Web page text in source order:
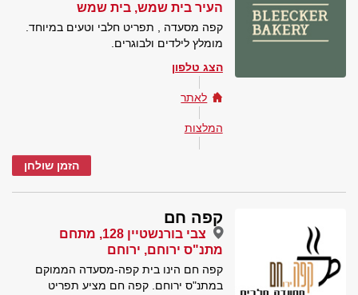
העיר בית שמש, בית שמש
קפה מסעדה , תפריט חלבי וטעים במיוחד.
מומלץ לילדים ולבוגרים.
הצג טלפון
לאתר
המלצות
הזמן שולחן
קפה חם
צבי בורנשטיין 128, מתחם
מתנ"ס ירוחם, ירוחם
קפה חם הינו בית קפה-מסעדה הממוקם
במתנ"ס ירוחם. קפה חם מציע תפריט